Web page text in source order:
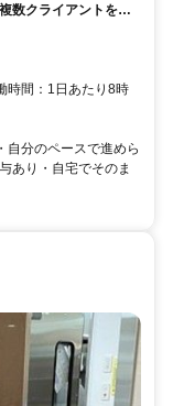
数クライアントを同
時間：1日あたり8時
のペースで進めら
あり・自宅でそのま